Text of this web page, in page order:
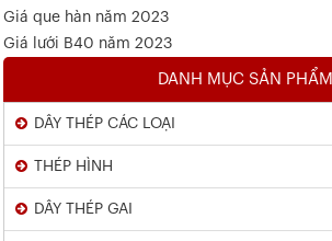
Giá que hàn năm 2023
Giá lưới B40 năm 2023
DANH MỤC SẢN PHẨM
DÂY THÉP CÁC LOẠI
THÉP HÌNH
DÂY THÉP GAI